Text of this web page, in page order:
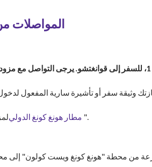
المواصلات
النقل بالحافلات بين البر الرئيسي وماكاو في مركز النقل بمطار هونغ كونغ الدولي، مبنى الركاب رقم 1،
وثيقة سفر أو تأشيرة سارية المفعول
مطار هونغ كونغ الدولي ".
من محطة "هونغ كونغ ويست كولون" إلى